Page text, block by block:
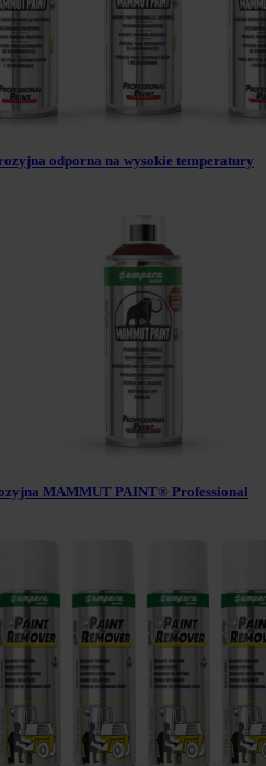
odporna na wysokie temperatury
MAMMUT PAINT® Professional